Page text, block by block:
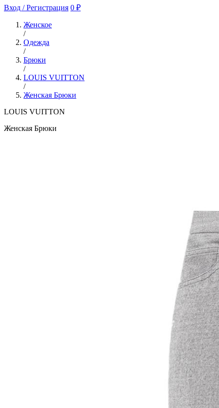
Вход / Регистрация 0 ₽
Женское
/
Одежда
/
Брюки
/
LOUIS VUITTON
/
Женская Брюки
LOUIS VUITTON
Женская Брюки